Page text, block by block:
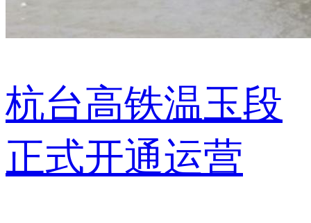
杭台高铁温玉段
正式开通运营